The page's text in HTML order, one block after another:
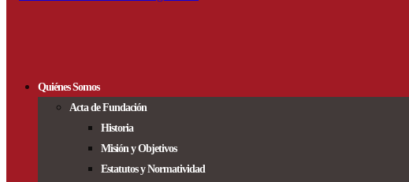
Quiénes Somos
Acta de Fundación
Historia
Misión y Objetivos
Estatutos y Normatividad